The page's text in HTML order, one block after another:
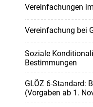
Vereinfachungen
Vereinfachung bei
Soziale
Bestimmungen
GLÖZ 6-Standard:
(Vorgaben ab 1.